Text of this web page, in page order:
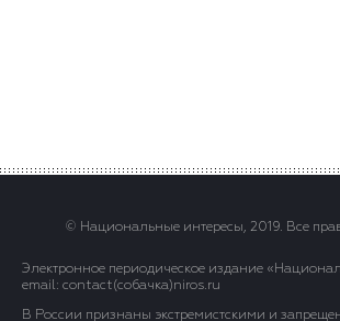
© Национальные интересы, 2019. Все
Электронное периодическое издание
email: contact(сoбaчка)niros.ru
В России признаны экстремистскими и